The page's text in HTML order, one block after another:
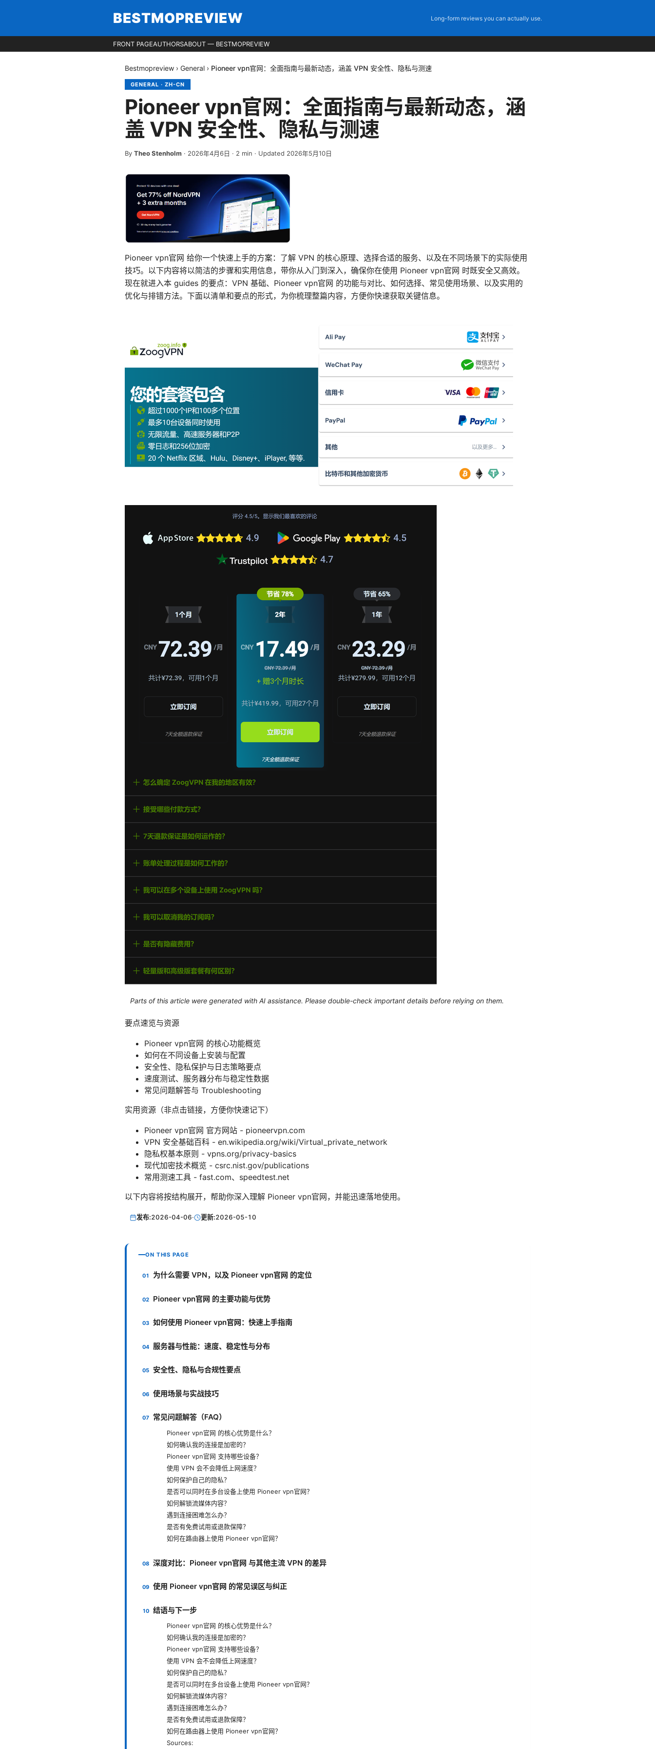
BESTMOPREVIEW Long-form reviews you can actually use.
FRONT PAGEAUTHORSABOUT — BESTMOPREVIEW
Bestmopreview › General › Pioneer vpn官网：全面指南与最新动态，涵盖 VPN 安全性、隐私与测速
GENERAL · ZH-CN
Pioneer vpn官网：全面指南与最新动态，涵
盖 VPN 安全性、隐私与测速
By Theo Stenholm · 2026年4月6日 · 2 min · Updated 2026年5月10日
Pioneer vpn官网 给你一个快速上手的方案：了解 VPN 的核心原理、选择合适的服务、以及在不同场景下的实际使用
技巧。以下内容将以简洁的步骤和实用信息，带你从入门到深入，确保你在使用 Pioneer vpn官网 时既安全又高效。
现在就进入本 guides 的要点：VPN 基础、Pioneer vpn官网 的功能与对比、如何选择、常见使用场景、以及实用的
优化与排错方法。下面以清单和要点的形式，为你梳理整篇内容，方便你快速获取关键信息。
Parts of this article were generated with AI assistance. Please double-check important details before relying on them.
要点速览与资源
Pioneer vpn官网 的核心功能概览
如何在不同设备上安装与配置
安全性、隐私保护与日志策略要点
速度测试、服务器分布与稳定性数据
常见问题解答与 Troubleshooting
实用资源（非点击链接，方便你快速记下）
Pioneer vpn官网 官方网站 - pioneervpn.com
VPN 安全基础百科 - en.wikipedia.org/wiki/Virtual_private_network
隐私权基本原则 - vpns.org/privacy-basics
现代加密技术概览 - csrc.nist.gov/publications
常用测速工具 - fast.com、speedtest.net
以下内容将按结构展开，帮助你深入理解 Pioneer vpn官网，并能迅速落地使用。
发布:2026-04-06· 更新:2026-05-10
ON THIS PAGE
为什么需要 VPN，以及 Pioneer vpn官网 的定位
Pioneer vpn官网 的主要功能与优势
如何使用 Pioneer vpn官网：快速上手指南
服务器与性能：速度、稳定性与分布
安全性、隐私与合规性要点
使用场景与实战技巧
常见问题解答（FAQ）
Pioneer vpn官网 的核心优势是什么？
如何确认我的连接是加密的？
Pioneer vpn官网 支持哪些设备？
使用 VPN 会不会降低上网速度？
如何保护自己的隐私？
是否可以同时在多台设备上使用 Pioneer vpn官网？
如何解锁流媒体内容？
遇到连接困难怎么办？
是否有免费试用或退款保障？
如何在路由器上使用 Pioneer vpn官网？
深度对比：Pioneer vpn官网 与其他主流 VPN 的差异
使用 Pioneer vpn官网 的常见误区与纠正
结语与下一步
Pioneer vpn官网 的核心优势是什么？
如何确认我的连接是加密的？
Pioneer vpn官网 支持哪些设备？
使用 VPN 会不会降低上网速度？
如何保护自己的隐私？
是否可以同时在多台设备上使用 Pioneer vpn官网？
如何解锁流媒体内容？
遇到连接困难怎么办？
是否有免费试用或退款保障？
如何在路由器上使用 Pioneer vpn官网？
Sources: